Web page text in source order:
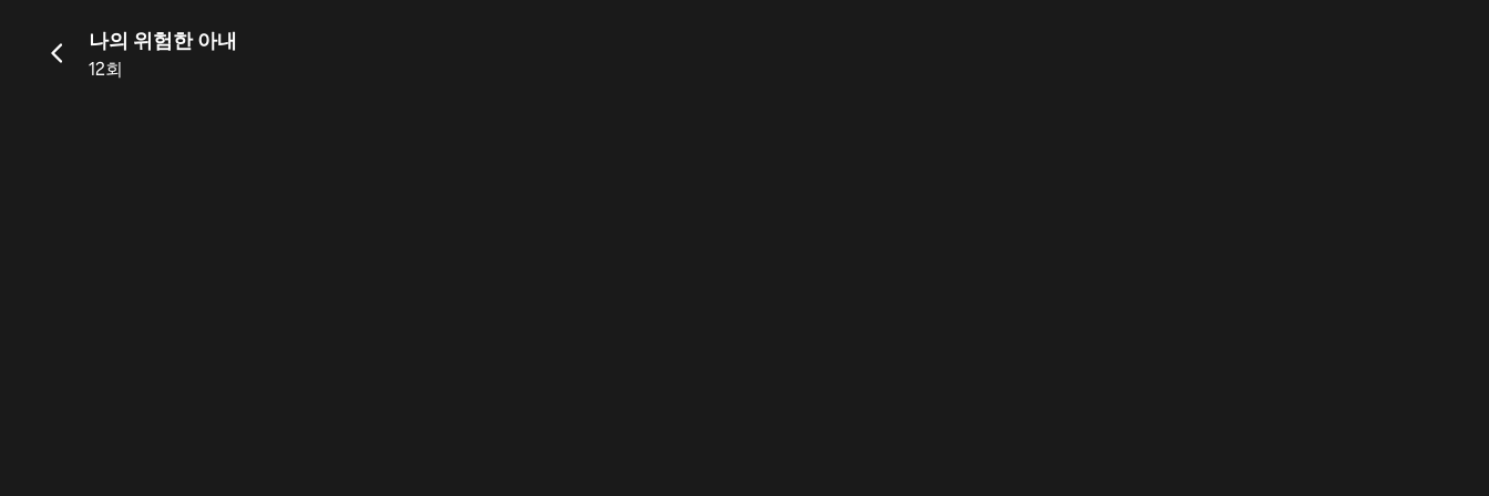
나의 위험한 아내
12회